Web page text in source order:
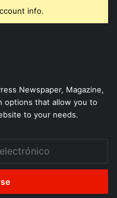
info.
Newspaper, Magazine,
options that allow you to
to your needs.